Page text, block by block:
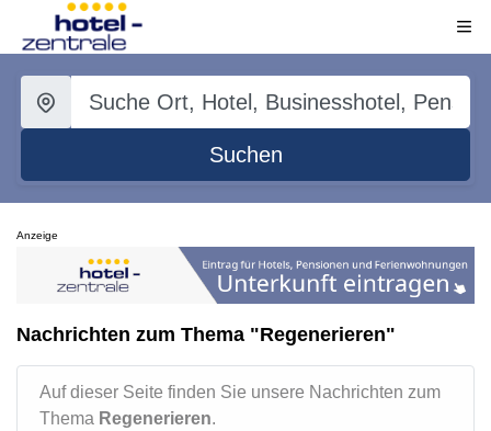
Suchen
Anzeige
Nachrichten zum Thema "Regenerieren"
Auf dieser Seite finden Sie unsere Nachrichten zum
Thema Regenerieren.